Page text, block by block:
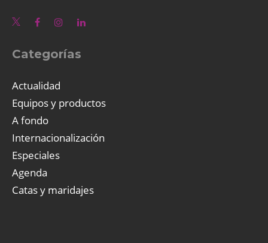
Categorías
Actualidad
Equipos y productos
A fondo
Internacionalización
Especiales
Agenda
Catas y maridajes